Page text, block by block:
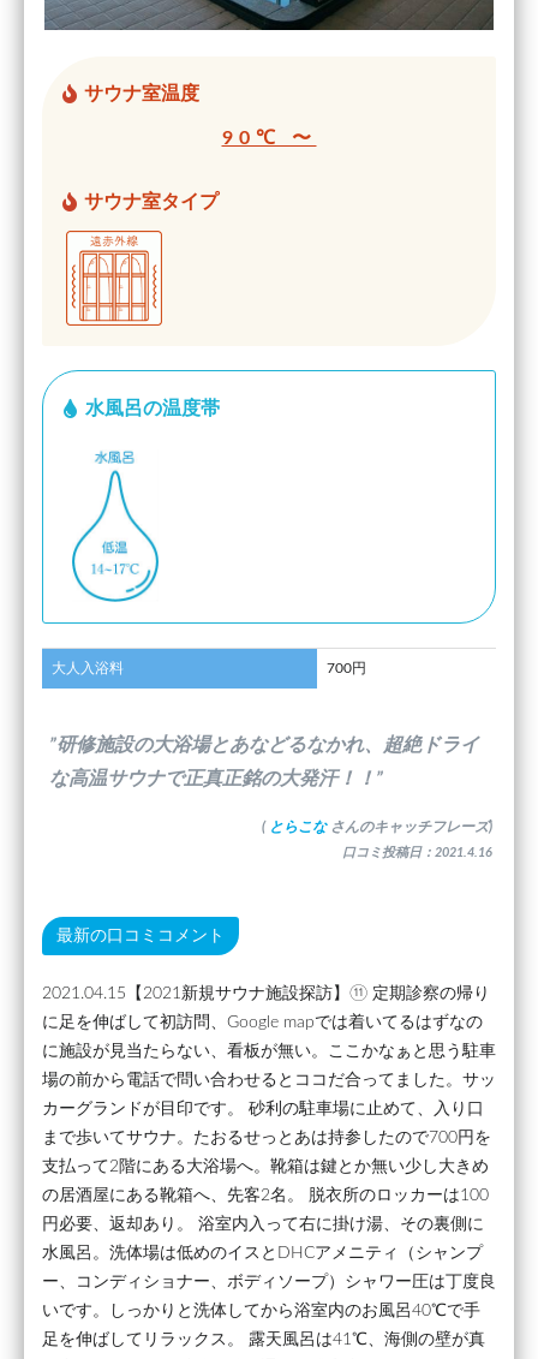
サウナ室温度
90℃ 〜
サウナ室タイプ
水風呂の温度帯
大人入浴料 700円
”研修施設の大浴場とあなどるなかれ、超絶ドライ
な高温サウナで正真正銘の大発汗！！”
( とらこな さんのキャッチフレーズ)
口コミ投稿日：2021.4.16
最新の口コミコメント
2021.04.15【2021新規サウナ施設探訪】⑪ 定期診察の帰り
に足を伸ばして初訪問、Google mapでは着いてるはずなの
に施設が見当たらない、看板が無い。ここかなぁと思う駐車
場の前から電話で問い合わせるとココだ合ってました。サッ
カーグランドが目印です。 砂利の駐車場に止めて、入り口
まで歩いてサウナ。たおるせっとあは持参したので700円を
支払って2階にある大浴場へ。靴箱は鍵とか無い少し大きめ
の居酒屋にある靴箱へ、先客2名。 脱衣所のロッカーは100
円必要、返却あり。 浴室内入って右に掛け湯、その裏側に
水風呂。洗体場は低めのイスとDHCアメニティ（シャンプ
ー、コンディショナー、ボディソープ）シャワー圧は丁度良
いです。しっかりと洗体してから浴室内のお風呂40℃で手
足を伸ばしてリラックス。 露天風呂は41℃、海側の壁が真